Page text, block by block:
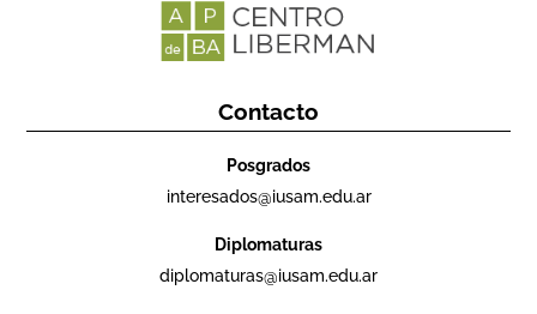
Contacto
Posgrados
interesados@iusam.edu.ar
Diplomaturas
diplomaturas@iusam.edu.ar